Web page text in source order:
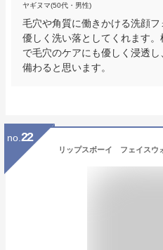
ヤギヌマ(50代・男性)
毛穴や角質に働きかける洗顔
優しく洗い落としてくれます
で毛穴のケアにも優しく浸透
備わると思います。
no. 22
リップスボーイ フェイスウ